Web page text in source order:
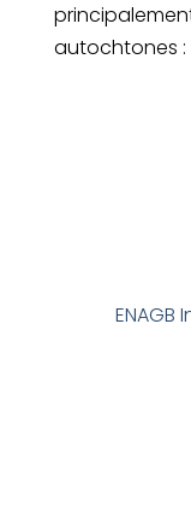
autochtones :